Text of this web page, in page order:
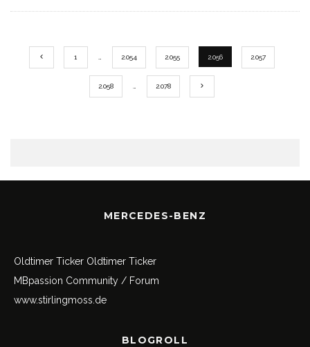
1 2.054 2.055 2.056 2.057
2.058 2.078
MERCEDES-BENZ
Oldtimer Ticker Oldtimer Ticker
MBpassion Community / Forum
www.stirlingmoss.de
BLOGROLL